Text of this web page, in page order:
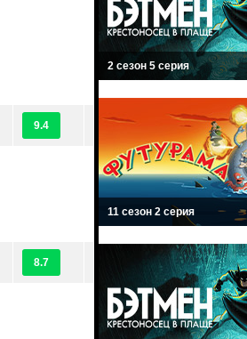
9.4
8.7
2 сезон 5 серия
11 сезон 2 серия